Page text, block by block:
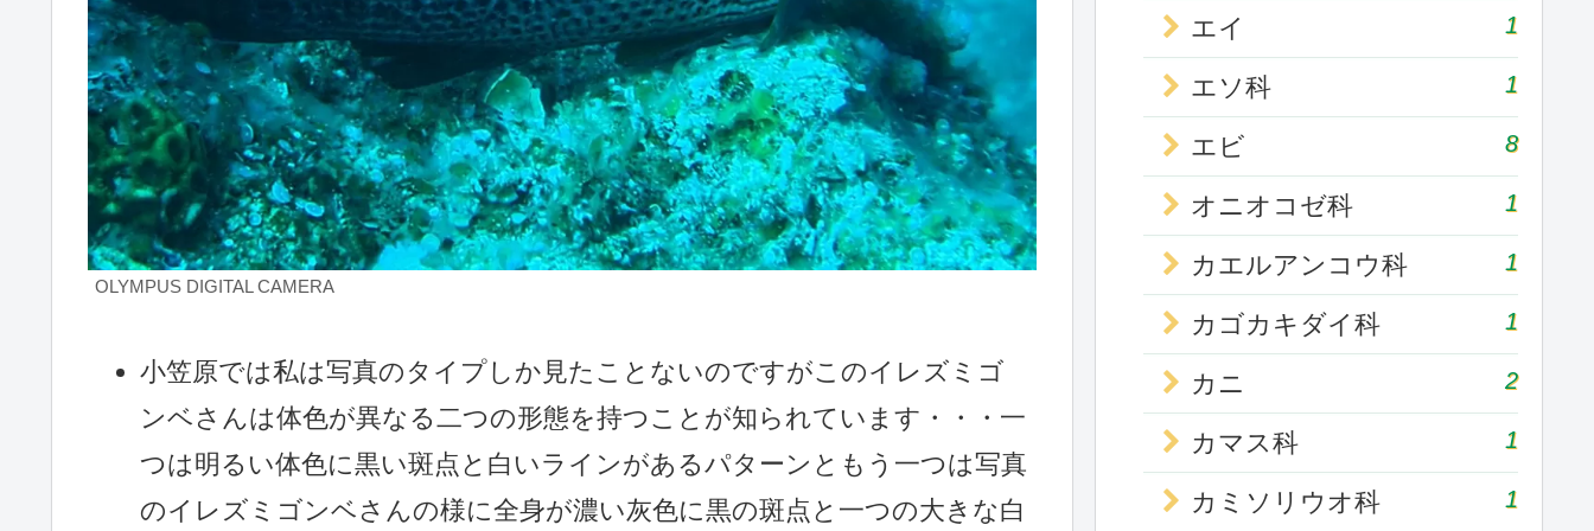
OLYMPUS DIGITAL CAMERA
小笠原では私は写真のタイプしか見たことないのですがこのイレズミゴ
ンベさんは体色が異なる二つの形態を持つことが知られています・・・一
つは明るい体色に黒い斑点と白いラインがあるパターンともう一つは写真
のイレズミゴンベさんの様に全身が濃い灰色に黒の斑点と一つの大きな白
エイ 1
エソ科 1
エビ 8
オニオコゼ科 1
カエルアンコウ科 1
カゴカキダイ科 1
カニ 2
カマス科 1
カミソリウオ科 1